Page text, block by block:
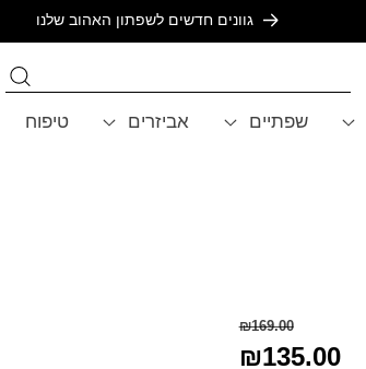
משלוח חינם בקנייה מעל 199₪
שפתיים אביזרים טיפוח
Regular
price
₪169.00
price
₪135.00